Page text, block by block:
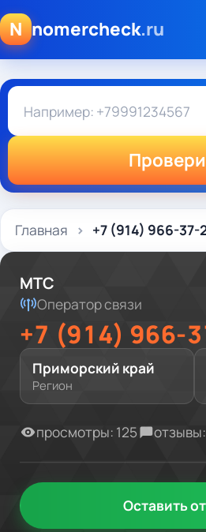
N nomercheck.ru
Главная +7 (914) 966-37-
просмотры: 125
МТС
Оператор связи
+7 (914) 966-
Приморский край
Регион
Оставить